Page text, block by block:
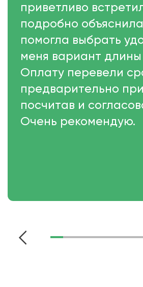
приветливо
подробно
помогла выбрать
меня вариант длины
Оплату перевели
предварительно
посчитав и
Очень рекомендую.